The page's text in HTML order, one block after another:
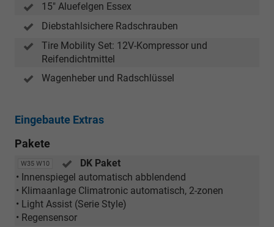
15" Aluefelgen Essex
Diebstahlsichere Radschrauben
Tire Mobility Set: 12V-Kompressor und
Reifendichtmittel
Wagenheber und Radschlüssel
Eingebaute Extras
Pakete
W35 W10
DK Paket
• Innenspiegel automatisch abblendend
• Klimaanlage Climatronic automatisch, 2-zonen
• Light Assist (Serie Style)
• Regensensor